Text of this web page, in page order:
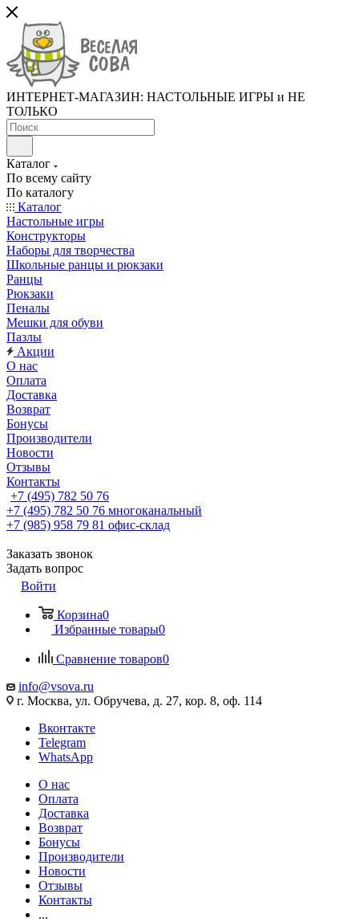
ИНТЕРНЕТ-МАГАЗИН: НАСТОЛЬНЫЕ ИГРЫ и НЕ
ТОЛЬКО
Каталог
По всему сайту
По каталогу
Каталог
Настольные игры
Конструкторы
Наборы для творчества
Школьные ранцы и рюкзаки
Ранцы
Рюкзаки
Пеналы
Мешки для обуви
Пазлы
Акции
О нас
Оплата
Доставка
Возврат
Бонусы
Производители
Новости
Отзывы
Контакты
+7 (495) 782 50 76
+7 (495) 782 50 76 многоканальный
+7 (985) 958 79 81 офис-склад
Заказать звонок
Задать вопрос
Войти
Корзина0
Избранные товары0
Сравнение товаров0
info@vsova.ru
г. Москва, ул. Обручева, д. 27, кор. 8, оф. 114
Вконтакте
Telegram
WhatsApp
О нас
Оплата
Доставка
Возврат
Бонусы
Производители
Новости
Отзывы
Контакты
...